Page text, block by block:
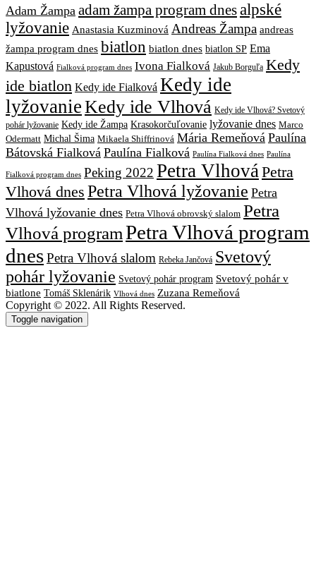
Adam Žampa adam žampa program dnesalpské
lyžovanie Anastasia Kuzminová Andreas Žampa andreas
žampa program dnes biatlon biatlon dnes biatlon SP Ema
Kapustová Fialková program dnes Ivona Fialková Jakub Borguľa Kedy
ide biatlon Kedy ide Fialková Kedy ide
lyžovanieKedy ide Vlhová Kedy ide Vlhová? Svetový
pohár lyžovanie Kedy ide Žampa Krasokorčuľovanie lyžovanie dnes Marco
Odermatt Michal Šima Mikaela Shiffrinová Mária Remeňová Paulína
Bátovská Fialková Paulína Fialková Paulína Fialková dnes Paulína
Fialková program dnes Peking 2022 Petra VlhováPetra
Vlhová dnes Petra Vlhová lyžovanie Petra
Vlhová lyžovanie dnes Petra Vlhová obrovský slalom Petra
Vlhová programPetra Vlhová program
dnesPetra Vlhová slalom Rebeka Jančová Svetový
pohár lyžovanie Svetový pohár program Svetový pohár v
biatlone Tomáš Sklenárik Vlhová dnes Zuzana Remeňová
Copyright © 2022. All Rights Reserved.
Toggle navigation